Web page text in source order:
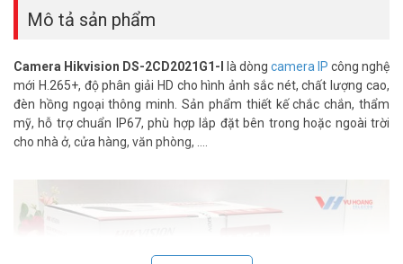
Mô tả sản phẩm
Camera Hikvision DS-2CD2021G1-I là dòng camera IP công nghệ
mới H.265+, độ phân giải HD cho hình ảnh sắc nét, chất lượng cao,
đèn hồng ngoại thông minh. Sản phẩm thiết kế chắc chắn, thẩm
mỹ, hỗ trợ chuẩn IP67, phù hợp lắp đặt bên trong hoặc ngoài trời
cho nhà ở, cửa hàng, văn phòng, ….